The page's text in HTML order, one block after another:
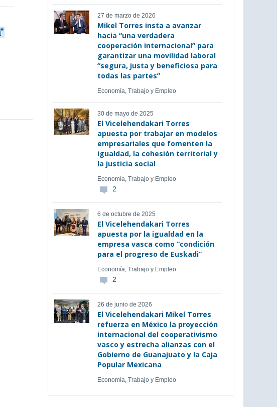
27 de marzo de 2026
Mikel Torres insta a avanzar
hacia “una verdadera
cooperación internacional” para
garantizar una movilidad laboral
“segura, justa y beneficiosa para
todas las partes”
Economía, Trabajo y Empleo
30 de mayo de 2025
El Vicelehendakari Torres
apuesta por trabajar en modelos
empresariales que fomenten la
igualdad, la cohesión territorial y
la justicia social
Economía, Trabajo y Empleo
2
6 de octubre de 2025
El Vicelehendakari Torres
apuesta por la igualdad en la
empresa vasca como “condición
para el progreso de Euskadi”
Economía, Trabajo y Empleo
2
26 de junio de 2026
El Vicelehendakari Mikel Torres
refuerza en México la proyección
internacional del cooperativismo
vasco y estrecha alianzas con el
Gobierno de Guanajuato y la Caja
Popular Mexicana
Economía, Trabajo y Empleo